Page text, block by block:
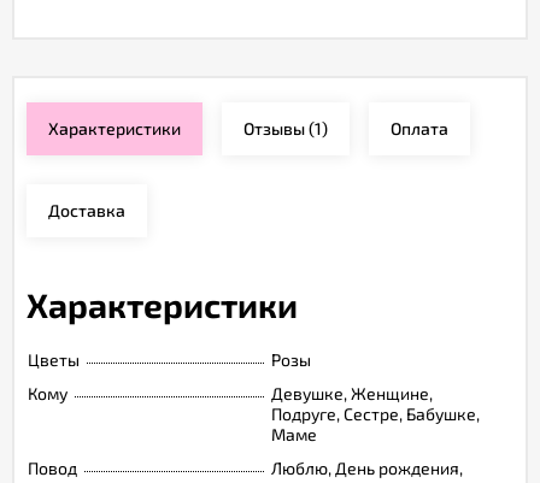
Характеристики Отзывы(1) Оплата
Доставка
Характеристики
Цветы
Розы
Кому
Девушке, Женщине,
Подруге, Сестре, Бабушке,
Маме
Повод
Люблю, День рождения,